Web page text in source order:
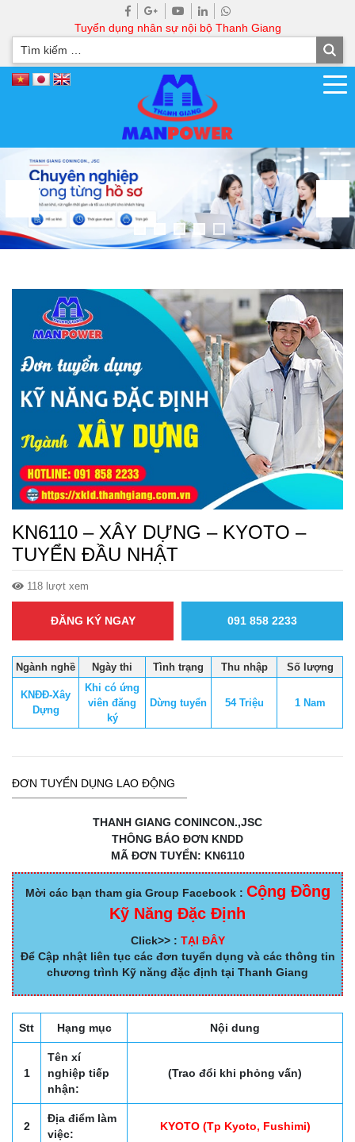
Tuyển dụng nhân sự nội bộ Thanh Giang
KN6110 – XÂY DỰNG – KYOTO –
TUYỂN ĐẦU NHẬT
118 lượt xem
ĐĂNG KÝ NGAY 091 858 2233
Ngành nghề Ngày thi Tình trạng Thu nhập Số lượng
KNĐĐ-Xây
Dựng
Khi có ứng
viên đăng
ký
Dừng tuyển 54 Triệu 1 Nam
ĐƠN TUYỂN DỤNG LAO ĐỘNG
THANH GIANG CONINCON.,JSC
THÔNG BÁO ĐƠN KNDD
MÃ ĐƠN TUYỂN: KN6110
Mời các bạn tham gia Group Facebook : Cộng Đồng
Kỹ Năng Đặc Định
Click>> : TẠI ĐÂY
Để Cập nhật liên tục các đơn tuyển dụng và các thông tin
chương trình Kỹ năng đặc định tại Thanh Giang
Stt Hạng mục Nội dung
1
Tên xí
nghiệp tiếp
nhận:
(Trao đổi khi phỏng vấn)
2
Địa điểm làm
việc:
KYOTO (Tp Kyoto, Fushimi)